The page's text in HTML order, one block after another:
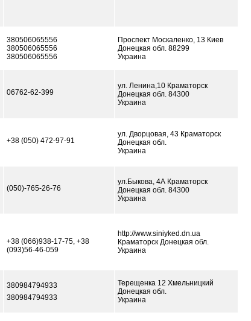
380506065556
380506065556
380506065556
Проспект Москаленко, 13 Киев
Донецкая обл. 88299
Украина
06762-62-399
ул. Ленина,10 Краматорск
Донецкая обл. 84300
Украина
+38 (050) 472-97-91
ул. Дворцовая, 43 Краматорск
Донецкая обл.
Украина
(050)-765-26-76
ул.Быкова, 4А Краматорск
Донецкая обл. 84300
Украина
+38 (066)938-17-75, +38
(093)56-46-059
http://www.siniyked.dn.ua
Краматорск Донецкая обл.
Украина
380984794933
380984794933
Терещенка 12 Хмельницкий
Донецкая обл.
Украина